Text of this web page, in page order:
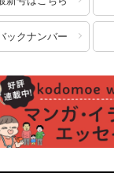
ックナンバー